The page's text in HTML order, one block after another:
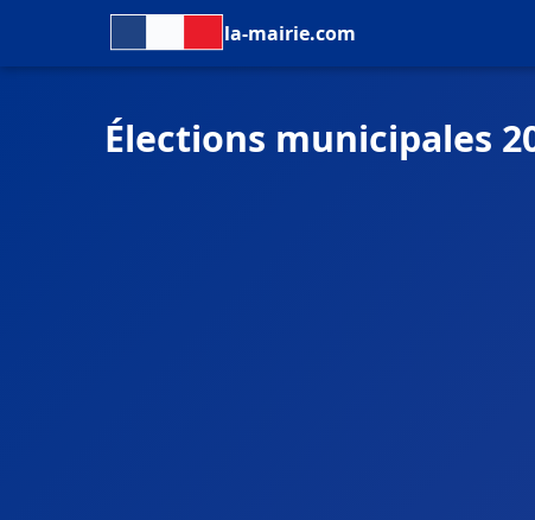
la-mairie.com
Élections municipales